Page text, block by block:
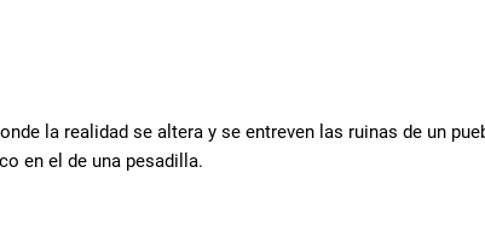
la realidad se altera y se entreven las ruinas de un
en el de una pesadilla.